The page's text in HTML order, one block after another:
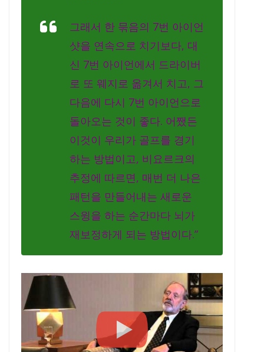
그래서 한 묶음의 7번 아이언
샷을 연속으로 치기보다, 대
신 7번 아이언에서 드라이버
로 또 웨지로 옮겨서 치고, 그
다음에 다시 7번 아이언으로
돌아오는 것이 좋다. 어쨌든
이것이 우리가 골프를 경기
하는 방법이고, 비요르크의
추정에 따르면, 매번 더 나은
패턴을 만들어내는 새로운
스윙을 하는 순간마다 뇌가
재보정하게 되는 방법이다.”